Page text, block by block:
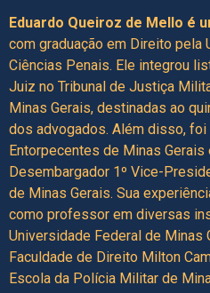
Eduardo Queiroz de Mello é
com graduação em Direito pela
Ciências Penais. Ele integrou
Juiz no Tribunal de Justiça
Minas Gerais, destinadas ao
dos advogados. Além disso,
Entorpecentes de Minas
Desembargador 1º Vice-
de Minas Gerais. Sua
como professor em diversas
Universidade Federal de Minas
Faculdade de Direito Milton
Escola da Polícia Militar de